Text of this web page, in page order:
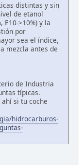
distintas y sin
de etanol
E10->10%) y la
por
sea el índice,
mezcla antes de
de Industria
típicas.
si tu coche
hidrocarburos-